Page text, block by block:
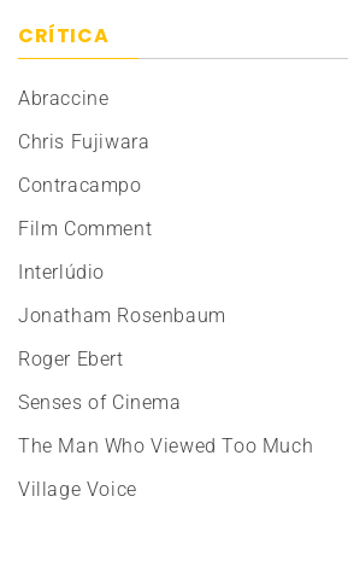
CRÍTICA
Abraccine
Chris Fujiwara
Contracampo
Film Comment
Interlúdio
Jonatham Rosenbaum
Roger Ebert
Senses of Cinema
The Man Who Viewed Too Much
Village Voice